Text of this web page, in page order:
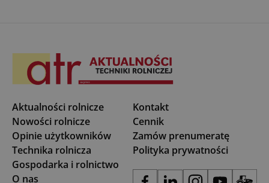
Aktualności rolnicze
Nowości rolnicze
Opinie użytkowników
Technika rolnicza
Gospodarka i rolnictwo
O nas
Kontakt
Cennik
Zamów prenumeratę
Polityka prywatności